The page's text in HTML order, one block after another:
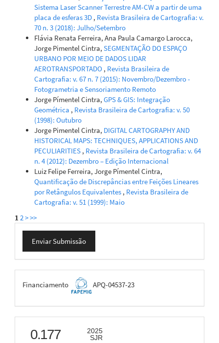
Sistema Laser Scanner Terrestre AM-CW a partir de uma
placa de esferas 3D , Revista Brasileira de Cartografia: v.
70 n. 3 (2018): Julho/Setembro
Flávia Renata Ferreira, Ana Paula Camargo Larocca,
Jorge Pimentel Cintra, SEGMENTAÇÃO DO ESPAÇO
URBANO POR MEIO DE DADOS LIDAR
AEROTRANSPORTADO , Revista Brasileira de
Cartografia: v. 67 n. 7 (2015): Novembro/Dezembro -
Fotogrametria e Sensoriamento Remoto
Jorge Pímentel Cintra, GPS & GIS: Integração
Geométrica , Revista Brasileira de Cartografia: v. 50
(1998): Outubro
Jorge Pimentel Cintra, DIGITAL CARTOGRAPHY AND
HISTORICAL MAPS: TECHNIQUES, APPLICATIONS AND
PECULIARITIES , Revista Brasileira de Cartografia: v. 64
n. 4 (2012): Dezembro – Edição Internacional
Luiz Felipe Ferreira, Jorge Pímentel Cintra,
Quantificação de Discrepâncias entre Feições Lineares
por Retângulos Equivalentes , Revista Brasileira de
Cartografia: v. 51 (1999): Maio
1 2>>>
Enviar
Submissão
Enviar Submissão
FAPEMIG
Financiamento APQ-04537-23
scimago
0.177
2025
SJR